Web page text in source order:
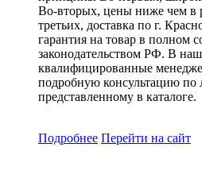
Во-вторых, цены ниже чем в
третьих, доставка по г.
гарантия на товар в полном
законодательством РФ. В
квалифицированные
подробную консультацию по
представленному в каталоге.
Подробнее Перейти на сайт